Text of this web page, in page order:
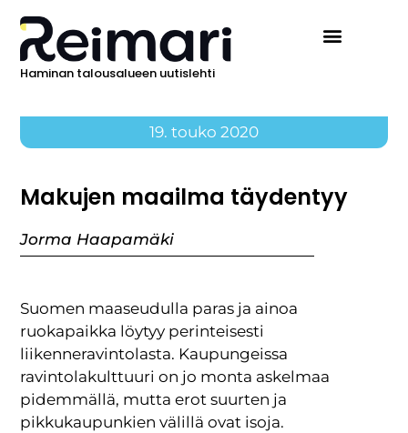
Haminan talousalueen uutislehti
19. touko 2020
Makujen maailma täydentyy
Jorma Haapamäki
Suomen maaseudulla paras ja ainoa
ruokapaikka löytyy perinteisesti
liikenneravintolasta. Kaupungeissa
ravintolakulttuuri on jo monta askelmaa
pidemmällä, mutta erot suurten ja
pikkukaupunkien välillä ovat isoja.